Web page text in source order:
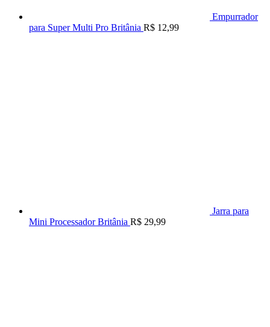
Empurrador
para Super Multi Pro Britânia R$ 12,99
Jarra para
Mini Processador Britânia R$ 29,99